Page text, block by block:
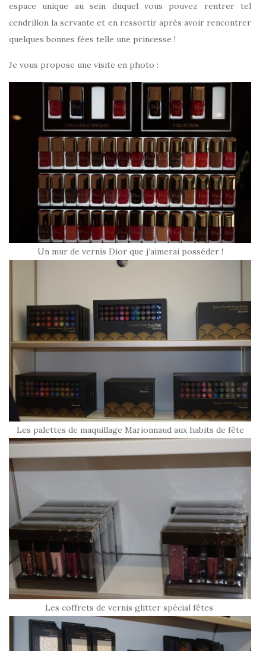
espace unique au sein duquel vous pouvez rentrer tel
cendrillon la servante et en ressortir après avoir rencontrer
quelques bonnes fées telle une princesse !
Je vous propose une visite en photo :
Un mur de vernis Dior que j’aimerai posséder !
Les palettes de maquillage Marionnaud aux habits de fête
Les coffrets de vernis glitter spécial fêtes